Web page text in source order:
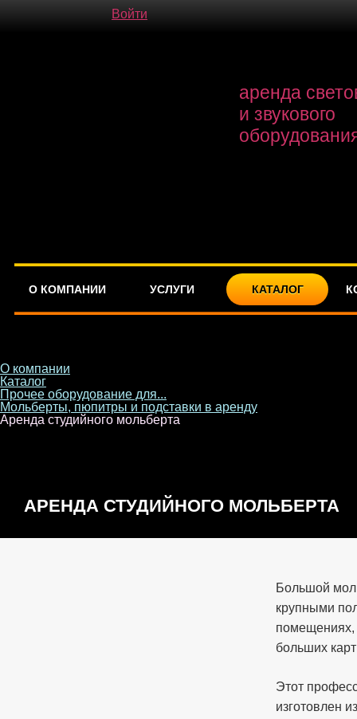
Войти
аренда
и звукового
О КОМПАНИИ УСЛУГИ КАТАЛОГ
О компании
Каталог
Прочее оборудование для...
Мольберты, пюпитры и подставки в аренду
Аренда студийного мольберта
АРЕНДА СТУДИЙНОГО МОЛЬБЕРТА
Большой
крупными
помещениях,
больших
Этот
изготовлен